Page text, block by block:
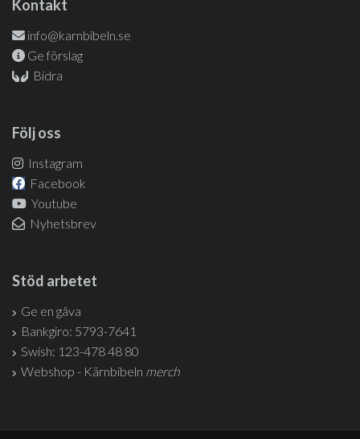
Kontakt
info@karnbibeln.se
Ge förslag
Bidra
Följ oss
Instagram
Facebook
Youtube
Nyhetsbrev
Stöd arbetet
Ge en gåva
Bankgiro: 5793-7641
Swish: 123-478 48 80
Webshop - Kärnbibeln merch